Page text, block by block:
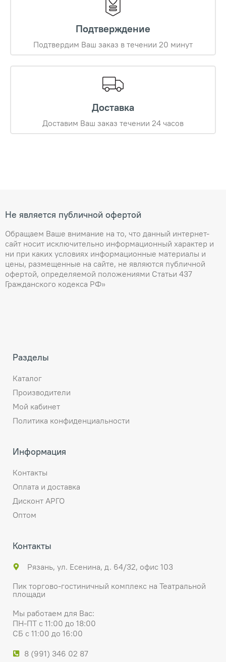
Подтверждение
Подтвердим Ваш заказ в течении 20 минут
Доставка
Доставим Ваш заказ течении 24 часов
Не является публичной офертой
Обращаем Ваше внимание на то, что данный интернет-
сайт носит исключительно информационный характер и
ни при каких условиях информационные материалы и
цены, размещенные на сайте, не являются публичной
офертой, определяемой положениями Статьи 437
Гражданского кодекса РФ»
Разделы
Каталог
Производители
Мой кабинет
Политика конфиденциальности
Информация
Контакты
Оплата и доставка
Дисконт АРГО
Оптом
Контакты
Рязань, ул. Есенина, д. 64/32, офис 103
Пик торгово-гостиничный комплекс на Театральной
площади
Мы работаем для Вас:
ПН-ПТ с 11:00 до 18:00
СБ с 11:00 до 16:00
8 (991) 346 02 87